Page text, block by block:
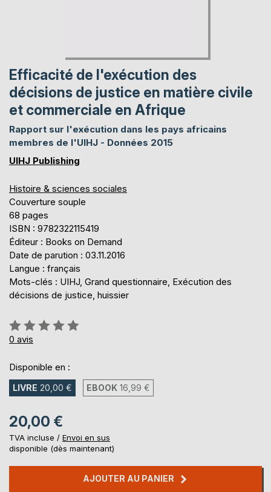
Efficacité de l'exécution des
décisions de justice en matière civile
et commerciale en Afrique
Rapport sur l'exécution dans les pays africains
membres de l'UIHJ - Données 2015
UIHJ Publishing
Histoire & sciences sociales
Couverture souple
68 pages
ISBN : 9782322115419
Éditeur : Books on Demand
Date de parution : 03.11.2016
Langue : français
Mots-clés : UIHJ, Grand questionnaire, Exécution des
décisions de justice, huissier
Évaluation:
0%
0 avis
Disponible en :
LIVRE 20,00 € EBOOK 16,99 €
20,00 €
TVA incluse / Envoi en sus
disponible (dès maintenant)
AJOUTER AU PANIER